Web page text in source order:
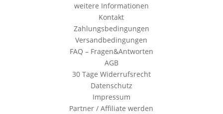
weitere Informationen
Kontakt
Zahlungsbedingungen
Versandbedingungen
FAQ – Fragen&Antworten
AGB
30 Tage Widerrufsrecht
Datenschutz
Impressum
Partner / Affiliate werden